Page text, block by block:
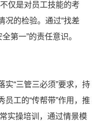
仅是对员工技能的考
况的检验。通过“找差
第一”的责任意识。
“三管三必须”要求，持
工的“传帮带”作用，推
实操培训，通过情景模